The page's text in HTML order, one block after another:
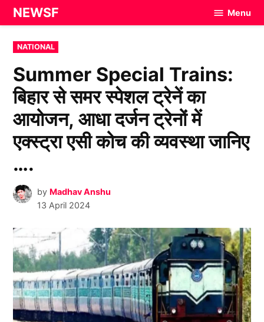
Skip
to
content
NEWSF Menu
POSTED
IN
NATIONAL
Summer Special Trains:
बिहार से समर स्पेशल ट्रेनें का
आयोजन, आधा दर्जन ट्रेनों में
एक्स्ट्रा एसी कोच की व्यवस्था जानिए
….
by Madhav Anshu
13 April 2024